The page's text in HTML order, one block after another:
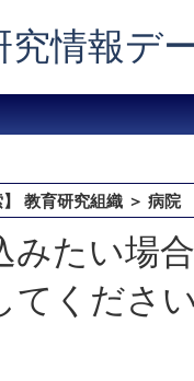
究情報デ
】 教育研究組織 ＞ 病院
みたい場
てくださ